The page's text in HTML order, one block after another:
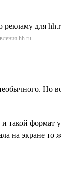
hh.ru
Но
и такой
на экране